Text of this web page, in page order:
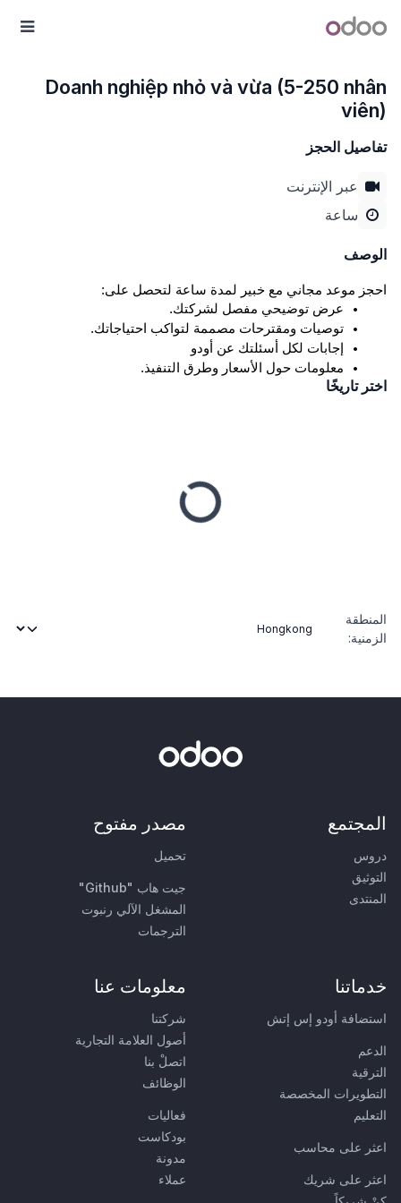
أودو
اختر تاريخًا
المنطقة
الزمنية:
Doanh nghiệp nhỏ và vừa (5-250 nhân
viên)
تفاصيل الحجز
عبر الإنترنت
ساعة
الوصف
احجز موعد مجاني مع خبير لمدة ساعة لتحصل على:
عرض توضيحي مفصل لشركتك.
توصيات ومقترحات مصممة لتواكب احتياجاتك.
إجابات لكل أسئلتك عن أودو
معلومات حول الأسعار وطرق التنفيذ.
المجتمع
دروس
التوثيق
المنتدى
مصدر مفتوح
تحميل
جيت هاب "Github"
المشغل الآلي رنبوت
الترجمات
خدماتنا
استضافة أودو إس إتش
الدعم
الترقية
التطويرات المخصصة
التعليم
اعثر على محاسب
اعثر على شريك
معلومات عنا
شركتنا
أصول العلامة التجارية
اتصلْ بنا
الوظائف
فعاليات
بودكاست
مدونة
عملاء